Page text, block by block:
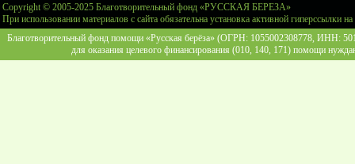
Copyright © 2005-2025 Благотворительный фонд «РУССКАЯ БЕРЕЗА»
При использовании материалов с сайта обязательна установка активной гиперссылки
Благотворительный фонд помощи «Русская берёза» (ОГРН: 1055002308778, ИНН:
для оказания целевого финансирования (010, 140, 171) помощи